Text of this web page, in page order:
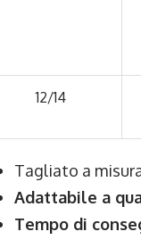
12/14
Tagliato a
Adattabile a
Tempo di